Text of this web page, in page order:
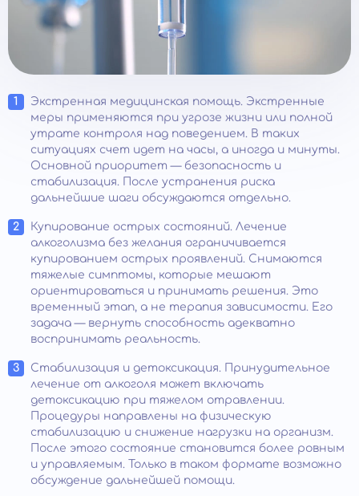
Экстренная медицинская помощь. Экстренные
меры применяются при угрозе жизни или полной
утрате контроля над поведением. В таких
ситуациях счет идет на часы, а иногда и минуты.
Основной приоритет — безопасность и
стабилизация. После устранения риска
дальнейшие шаги обсуждаются отдельно.
Купирование острых состояний. Лечение
алкоголизма без желания ограничивается
купированием острых проявлений. Снимаются
тяжелые симптомы, которые мешают
ориентироваться и принимать решения. Это
временный этап, а не терапия зависимости. Его
задача — вернуть способность адекватно
воспринимать реальность.
Стабилизация и детоксикация. Принудительное
лечение от алкоголя может включать
детоксикацию при тяжелом отравлении.
Процедуры направлены на физическую
стабилизацию и снижение нагрузки на организм.
После этого состояние становится более ровным
и управляемым. Только в таком формате возможно
обсуждение дальнейшей помощи.